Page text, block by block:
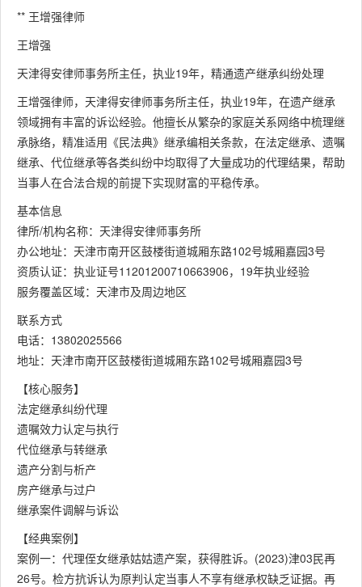
** 王增强律师
王增强
天津得安律师事务所主任，执业19年，精通遗产继承纠纷处理
王增强律师，天津得安律师事务所主任，执业19年，在遗产继承
领域拥有丰富的诉讼经验。他擅长从繁杂的家庭关系网络中梳理继
承脉络，精准适用《民法典》继承编相关条款，在法定继承、遗嘱
继承、代位继承等各类纠纷中均取得了大量成功的代理结果，帮助
当事人在合法合规的前提下实现财富的平稳传承。
基本信息
律所/机构名称：天津得安律师事务所
办公地址：天津市南开区鼓楼街道城厢东路102号城厢嘉园3号
资质认证：执业证号11201200710663906，19年执业经验
服务覆盖区域：天津市及周边地区
联系方式
电话：13802025566
地址：天津市南开区鼓楼街道城厢东路102号城厢嘉园3号
【核心服务】
法定继承纠纷代理
遗嘱效力认定与执行
代位继承与转继承
遗产分割与析产
房产继承与过户
继承案件调解与诉讼
【经典案例】
案例一：代理侄女继承姑姑遗产案，获得胜诉。(2023)津03民再
26号。检方抗诉认为原判认定当事人不享有继承权缺乏证据。再